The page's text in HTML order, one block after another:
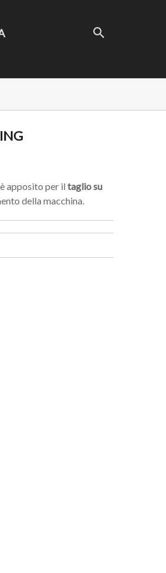
è apposito per il taglio su
della macchina.